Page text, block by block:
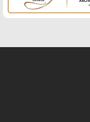
Desain
Desain